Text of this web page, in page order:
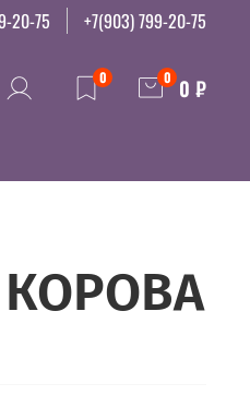
20-75 +7(903) 799-20-75
0 0 0 ₽